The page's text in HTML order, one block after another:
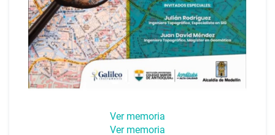
Ver memoria
Ver memoria